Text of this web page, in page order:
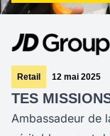
Retail 12 mai 2025
TES
Ambassadeur de